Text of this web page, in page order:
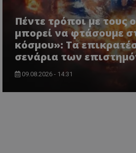
Πέντε τρόποι με τους
μπορεί να φτάσουμε
κόσμου»: Τα
σενάρια των
09.08.2026 - 14:31